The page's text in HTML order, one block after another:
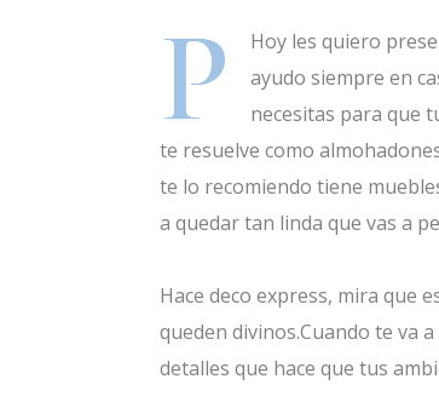
P
Hoy les quiero
ayudo siempre en
necesitas para que
te resuelve como
te lo recomiendo tiene
a quedar tan linda que vas a
Hace deco express, mira que
queden divinos.Cuando te va
detalles que hace que tus